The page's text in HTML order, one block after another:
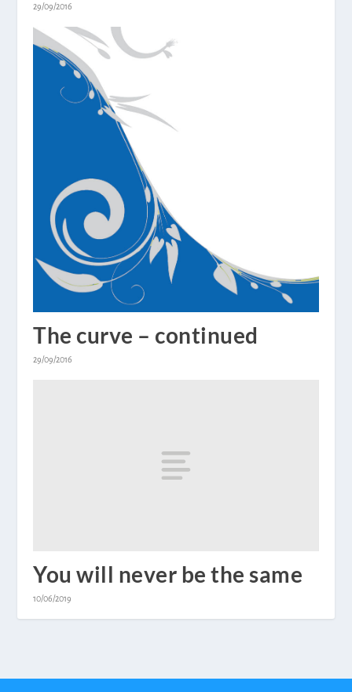
29/09/2016
The curve – continued
29/09/2016
You will never be the same
10/06/2019